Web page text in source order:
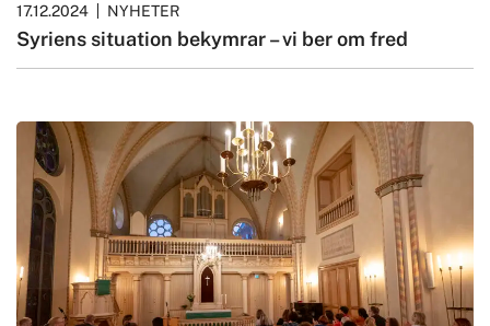
17.12.2024 NYHETER
Syriens situation bekymrar – vi ber om fred